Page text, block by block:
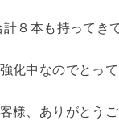
８本も持ってき
化中なのでとっ
様、ありがとうご